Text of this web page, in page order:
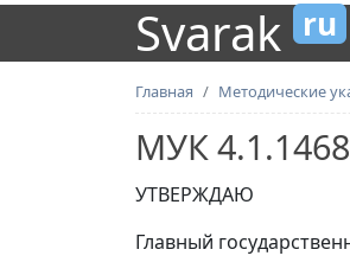
Svarak ru
Главная Методические
МУК
УТВЕРЖДАЮ
Главный